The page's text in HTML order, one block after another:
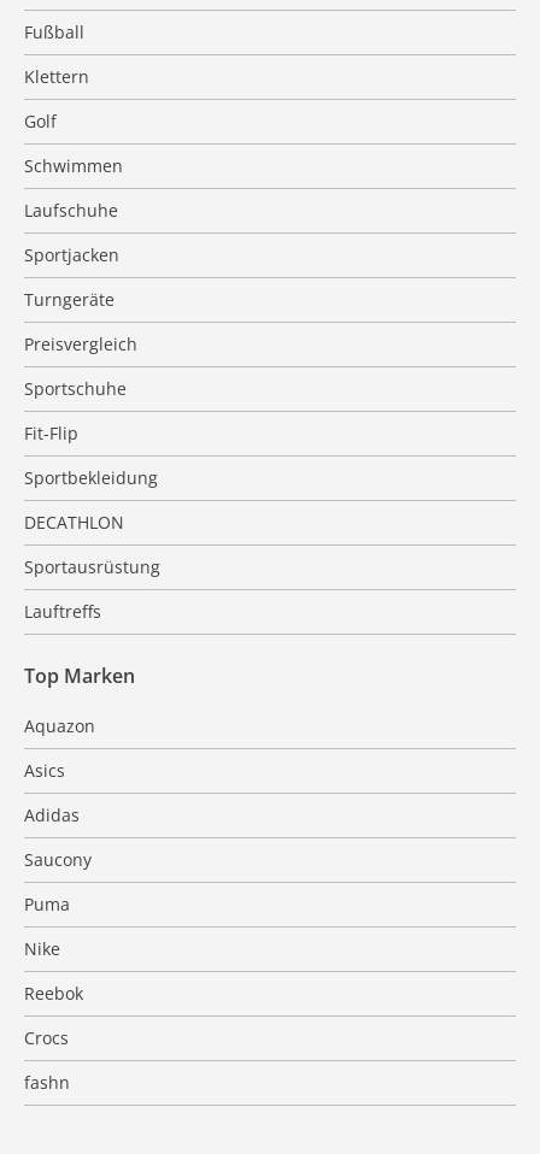
Fußball
Klettern
Golf
Schwimmen
Laufschuhe
Sportjacken
Turngeräte
Preisvergleich
Sportschuhe
Fit-Flip
Sportbekleidung
DECATHLON
Sportausrüstung
Lauftreffs
Top Marken
Aquazon
Asics
Adidas
Saucony
Puma
Nike
Reebok
Crocs
fashn